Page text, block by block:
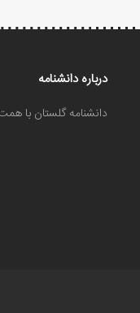
درباره دانشنامه
دانشنامه گلستان با